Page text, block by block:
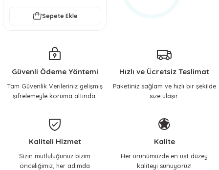
Sepete Ekle
Güvenli Ödeme Yöntemi
Tam Güvenlik Verileriniz gelişmiş
şifrelemeyle koruma altında.
Hızlı ve Ücretsiz Teslimat
Paketiniz sağlam ve hızlı bir şekilde
size ulaşır.
Kaliteli Hizmet
Sizin mutluluğunuz bizim
önceliğimiz, her adımda
Kalite
Her ürünümüzde en üst düzey
kaliteyi sunuyoruz!